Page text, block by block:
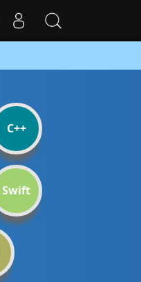
C++
Swift